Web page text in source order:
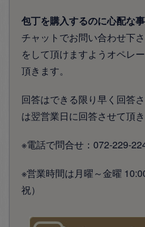
包丁を購入するのに心配な
チャットでお問い合わせ下
をして頂けますようオペレ
頂きます。
回答はできる限り早く回答
は翌営業日に回答させて頂き
※電話で問合せ：072-229-
※営業時間は月曜～金曜
祝）